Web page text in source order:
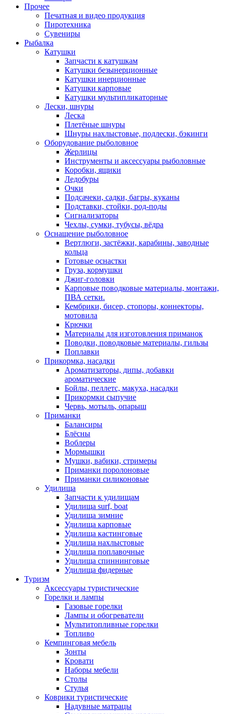
Прочее
Печатная и видео продукция
Пиротехника
Сувениры
Рыбалка
Катушки
Запчасти к катушкам
Катушки безынерционные
Катушки инерционные
Катушки карповые
Катушки мультипликаторные
Лески, шнуры
Леска
Плетёные шнуры
Шнуры нахлыстовые, подлески, бэкинги
Оборудование рыболовное
Жерлицы
Инструменты и аксессуары рыболовные
Коробки, ящики
Ледобуры
Очки
Подсачеки, садки, багры, куканы
Подставки, стойки, род-поды
Сигнализаторы
Чехлы, сумки, тубусы, вёдра
Оснащение рыболовное
Вертлюги, застёжки, карабины, заводные
кольца
Готовые оснастки
Груза, кормушки
Джиг-головки
Карповые поводковые материалы, монтажи,
ПВА сетки.
Кембрики, бисер, стопоры, коннекторы,
мотовила
Крючки
Материалы для изготовления приманок
Поводки, поводковые материалы, гильзы
Поплавки
Прикормка, насадки
Ароматизаторы, дипы, добавки
ароматические
Бойлы, пеллетс, макуха, насадки
Прикормки сыпучие
Червь, мотыль, опарыш
Приманки
Балансиры
Блёсны
Воблеры
Мормышки
Мушки, вабики, стримеры
Приманки поролоновые
Приманки силиконовые
Удилища
Запчасти к удилищам
Удилища surf, boat
Удилища зимние
Удилища карповые
Удилища кастинговые
Удилища нахлыстовые
Удилища поплавочные
Удилища спиннинговые
Удилища фидерные
Туризм
Аксессуары туристические
Горелки и лампы
Газовые горелки
Лампы и обогреватели
Мультитопливные горелки
Топливо
Кемпинговая мебель
Зонты
Кровати
Наборы мебели
Столы
Стулья
Коврики туристические
Надувные матрацы